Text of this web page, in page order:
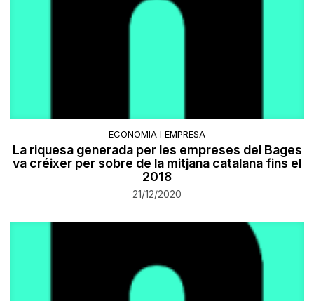
ECONOMIA I EMPRESA
La riquesa generada per les empreses del Bages
va créixer per sobre de la mitjana catalana fins el
2018
21/12/2020